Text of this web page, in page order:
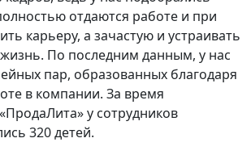
отдаются работе и при
карьеру, а зачастую и устраивать
По последним данным, у нас
пар, образованных благодаря
в компании. За время
у сотрудников
320 детей.